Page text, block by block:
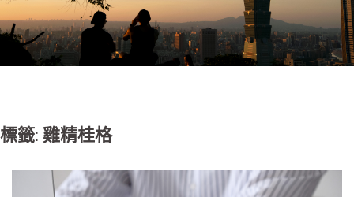
標籤: 雞精桂格